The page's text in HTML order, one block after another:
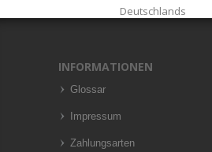
Deutschlands
INFORMATIONEN
Glossar
Impressum
Zahlungsarten